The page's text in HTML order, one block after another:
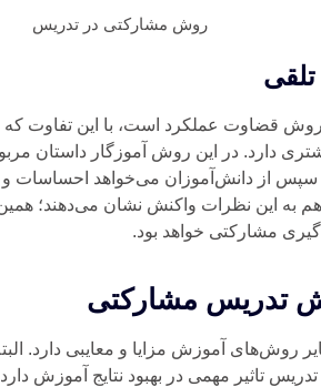
روش قضاوت عملکرد است، با این تفاوت
دارد. در این روش آموزگار داستان
از دانش‌آموزان می‌خواهد احساسات و
به این نظرات واکنش‌ نشان می‌دهند؛
مشارکتی خواهد بود.
تدریس مشارکتی
روش‌های آموزش مزایا و معایبی دارد.
تاثیر مهمی در بهبود نتایج آموزش